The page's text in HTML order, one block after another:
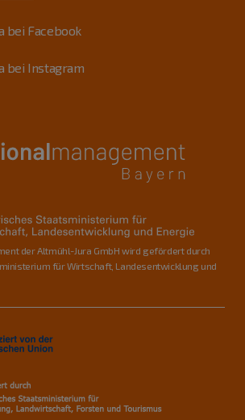
bei Facebook
bei Instagram
der Altmühl-Jura GmbH wird gefördert durch
für Wirtschaft, Landesentwicklung und